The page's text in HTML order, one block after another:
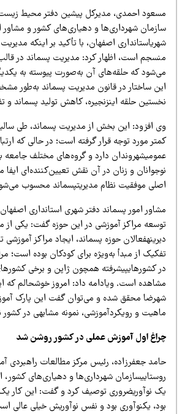
رکلپیشیندفتر محیطزیستو خدمات شهری
و دهیاری‌هایکشور و مشاور امور پسماند دفتر
با تأکیدبر ای نکهمدیری ت پسماندیکزنجیره
کرد: مدیر تپسماند در قالبیکزنجیرهتعریف
آن به‌صورت پیوستهبهیکدیگرمتصل هستند و
مدیری تپسماند به‌طور مشخص تبیینشده است.
ره،کاهش تولیدپسماند و تفکیک از مبدأ است .
از مدیریتپسماند، طیسالیانگذشته در کشور
گرفته است؛ در حالیکه ارتباط مستقیمبا مشارکت
و گروه‌هایمختلف جامعه به‌ویژه کودکان،
آن نقش تع یین‌کننده‌ایای فامی‌ کنندو از ارکان
مدیریتپسماند محسوب می‌شوند.
دفتر شهریاستانداریاصفهان با اشاره به ضرورت
در اینحوزه گفت:یکیاز مطالبات و آرزوهای
ایجادمراکز آموزشیتخصصیبرایآموزش
برایکودکان بوده است؛ مراکزیکه نمونه‌هایآن
همچون ژاپن و برخیکشورهای اروپا ییقابل
ادامه داد: امروز خوشحالم که ایناقدام در شهر
و می‌توان گفتاینپارک آموزشیو گردشگریاز نظر
ی،نمونه مشابهیدر کشور ندارد.
یدر کشور روشن شد
مرکز مطالعات راهبردیآموزشیشهریو
ی‌هاو دهیاری‌هایکشور، افتتاح پارک گردونه را
فکرد و گفت: ای نکاریکحرکت برایاولینبار
نفس نوآوریشخ یلی عالیاست و ضرورت هم